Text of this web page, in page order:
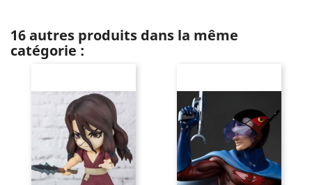
16 autres produits dans la même
catégorie :